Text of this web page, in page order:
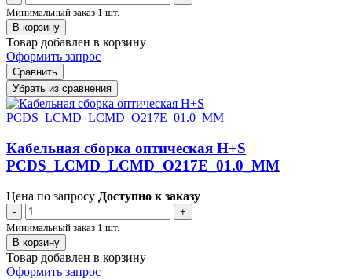
Минимальный заказ 1 шт.
В корзину
Товар добавлен в корзину
Оформить запрос
Сравнить
Убрать из сравнения
Кабельная сборка оптическая H+S
PCDS_LCMD_LCMD_O217E_01.0_MM
Цена по запросу Доступно к заказу
-
+
Минимальный заказ 1 шт.
В корзину
Товар добавлен в корзину
Оформить запрос